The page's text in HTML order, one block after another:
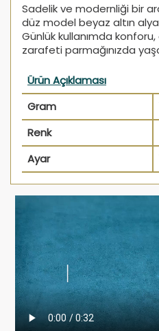
Sadelik ve modernliği bir
düz model beyaz altın
Günlük kullanımda
zarafeti parmağınızda
Ürün Açıklaması
Gram
Renk
Ayar